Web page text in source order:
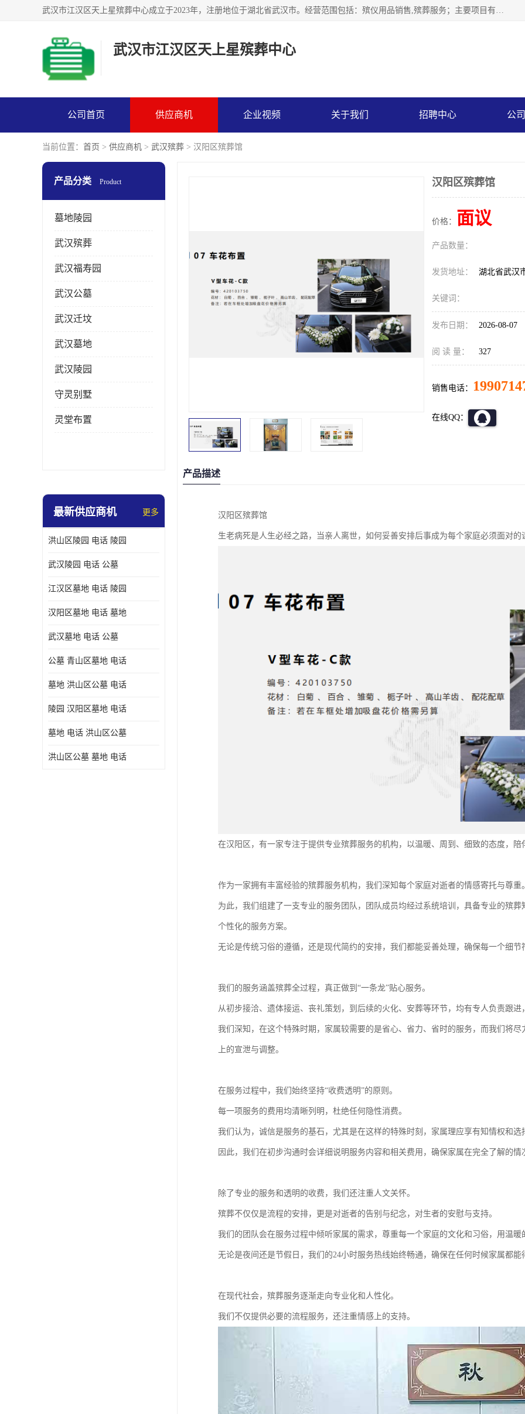
武汉市江汉区天上星殡葬中心成立于2023年，注册地位于湖北省武汉市。经营范围包括：殡仪用品销售,殡葬服务；主要项目有：穿衣服，寿衣，西服，现代装，灵堂布置，遗像，灵棚，乐队，化妆，遗体告别厅，守灵别墅，遗体托运，墓地代理低价出售。
武汉市江汉区天上星殡葬中心
公司首页 供应商机 企业视频 关于我们 招聘中心 公
当前位置： 首页 > 供应商机 > 武汉殡葬 > 汉阳区殡葬馆
产品分类 Product
墓地陵园
武汉殡葬
武汉福寿园
武汉公墓
武汉迁坟
武汉墓地
武汉陵园
守灵别墅
灵堂布置
最新供应商机 更多
洪山区陵园 电话 陵园
武汉陵园 电话 公墓
江汉区墓地 电话 陵园
汉阳区墓地 电话 墓地
武汉墓地 电话 公墓
公墓 青山区墓地 电话
墓地 洪山区公墓 电话
陵园 汉阳区墓地 电话
墓地 电话 洪山区公墓
洪山区公墓 墓地 电话
汉阳区殡葬馆
价格： 面议
产品数量：
发货地址： 湖北省武汉
关键词：
发布日期： 2026-08-07
阅 读 量： 327
销售电话：
在线QQ：
产品描述
汉阳区殡葬馆
生老病死是人生必经之路，当亲人离世，如何妥善安排后事成为每个家庭必须面对的
在汉阳区，有一家专注于提供专业殡葬服务的机构，以温暖、周到、细致的态度，
作为一家拥有丰富经验的殡葬服务机构，我们深知每个家庭对逝者的情感寄托与尊重
为此，我们组建了一支专业的服务团队，团队成员均经过系统培训，具备专业的殡
个性化的服务方案。
无论是传统习俗的遵循，还是现代简约的安排，我们都能妥善处理，确保每一个细节
我们的服务涵盖殡葬全过程，真正做到“一条龙”贴心服务。
从初步接洽、遗体接运、丧礼策划，到后续的火化、安葬等环节，均有专人负责跟
我们深知，在这个特殊时期，家属较需要的是省心、省力、省时的服务，而我们将
上的宣泄与调整。
在服务过程中，我们始终坚持“收费透明”的原则。
每一项服务的费用均清晰列明，杜绝任何隐性消费。
我们认为，诚信是服务的基石，尤其是在这样的特殊时刻，家属理应享有知情权和选
因此，我们在初步沟通时会详细说明服务内容和相关费用，确保家属在完全了解的情
除了专业的服务和透明的收费，我们还注重人文关怀。
殡葬不仅仅是流程的安排，更是对逝者的告别与纪念，对生者的安慰与支持。
我们的团队会在服务过程中倾听家属的需求，尊重每一个家庭的文化和习俗，用温
无论是夜间还是节假日，我们的24小时服务热线始终畅通，确保在任何时候家属都
在现代社会，殡葬服务逐渐走向专业化和人性化。
我们不仅提供必要的流程服务，还注重情感上的支持。